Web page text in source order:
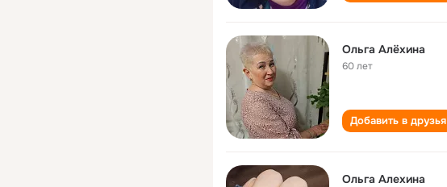
Ольга Алёхина
60 лет
Добавить в друзья
Ольга Алехина